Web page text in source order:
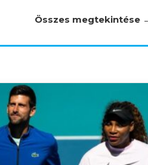
Összes megtekintése